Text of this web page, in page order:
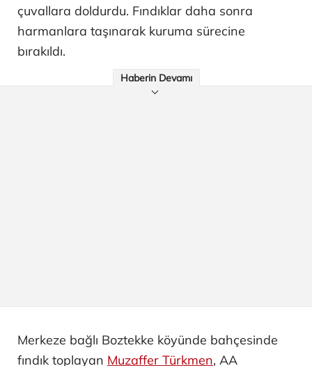
çuvallara doldurdu. Fındıklar daha sonra
harmanlara taşınarak kuruma sürecine
bırakıldı.
Haberin Devamı
Merkeze bağlı Boztekke köyünde bahçesinde
fındık toplayan Muzaffer Türkmen, AA